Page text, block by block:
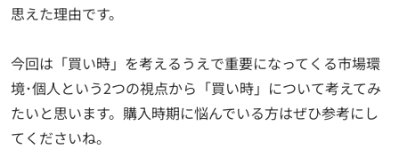
思えた理由です。
今回は「買い時」を考えるうえで重要になってくる市場環
境･個人という2つの視点から「買い時」について考えてみ
たいと思います。購入時期に悩んでいる方はぜひ参考にし
てくださいね。